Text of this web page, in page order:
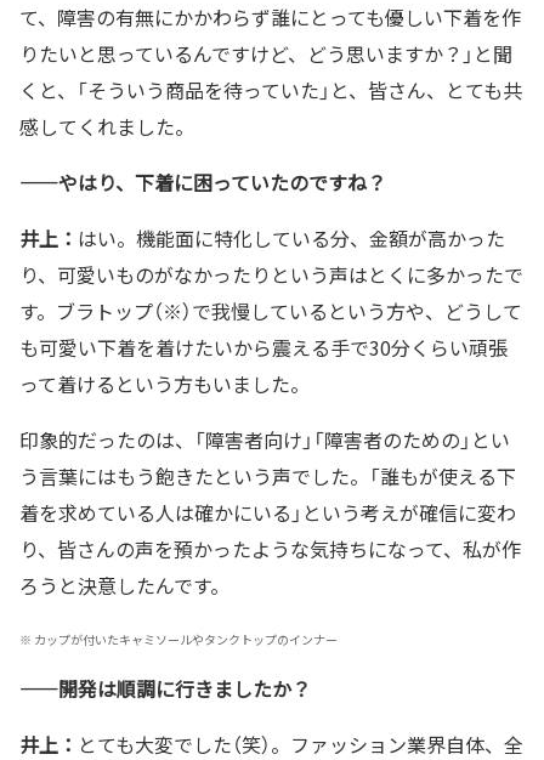
て、障害の有無にかかわらず誰にとっても優しい下着を作
りたいと思っているんですけど、どう思いますか？」と聞
くと、「そういう商品を待っていた」と、皆さん、とても共
感してくれました。
——やはり、下着に困っていたのですね？
井上： はい。機能面に特化している分、金額が高かった
り、可愛いものがなかったりという声はとくに多かったで
す。ブラトップ（※）で我慢しているという方や、どうして
も可愛い下着を着けたいから震える手で30分くらい頑張
って着けるという方もいました。
印象的だったのは、「障害者向け」「障害者のための」とい
う言葉にはもう飽きたという声でした。「誰もが使える下
着を求めている人は確かにいる」という考えが確信に変わ
り、皆さんの声を預かったような気持ちになって、私が作
ろうと決意したんです。
※ カップが付いたキャミソールやタンクトップのインナー
——開発は順調に行きましたか？
井上： とても大変でした（笑）。ファッション業界自体、全